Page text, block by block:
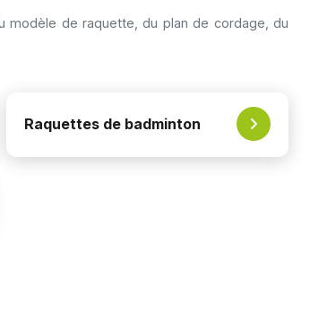
modèle de raquette, du plan de cordage, du
Raquettes de badminton